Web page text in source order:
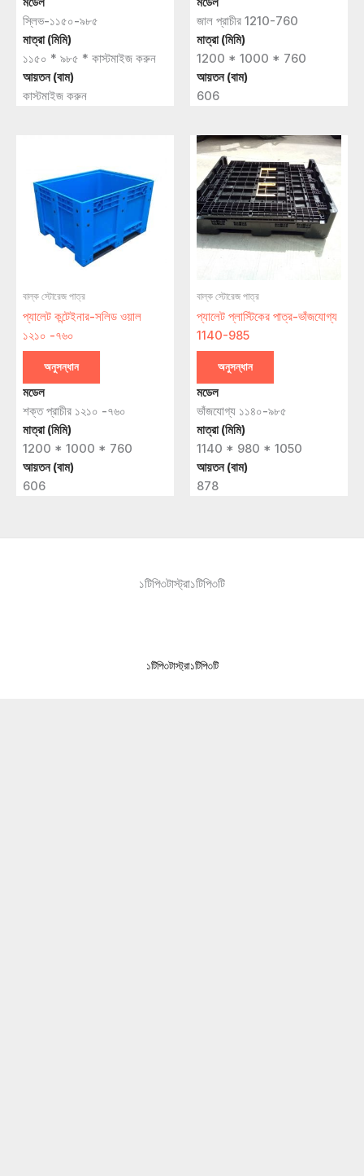
স্লিভ-১১৫০-৯৮৫
মাত্রা (মিমি)
১১৫০ * ৯৮৫ * কাস্টমাইজ করুন
আয়তন (বাম)
কাস্টমাইজ করুন
জাল প্রাচীর 1210-760
মাত্রা (মিমি)
1200 * 1000 * 760
আয়তন (বাম)
606
বাল্ক স্টোরেজ পাত্র
প্যালেট কন্টেইনার-সলিড ওয়াল
১২১০ -৭৬০
অনুসন্ধান
মডেল
শক্ত প্রাচীর ১২১০ -৭৬০
মাত্রা (মিমি)
1200 * 1000 * 760
আয়তন (বাম)
606
বাল্ক স্টোরেজ পাত্র
প্যালেট প্লাস্টিকের পাত্র-ভাঁজযোগ্য
1140-985
অনুসন্ধান
মডেল
ভাঁজযোগ্য ১১৪০-৯৮৫
মাত্রা (মিমি)
1140 * 980 * 1050
আয়তন (বাম)
878
১টিপি৩টাস্ট্রা১টিপি৩টি
১টিপি৩টাস্ট্রা১টিপি৩টি